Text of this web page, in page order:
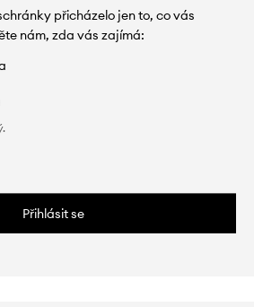
přicházelo jen to, co vás
nám, zda vás zajímá:
Přihlásit se